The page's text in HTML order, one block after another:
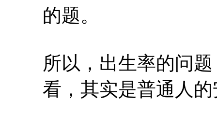
的题。
所以，出生率的问
看，其实是普通人